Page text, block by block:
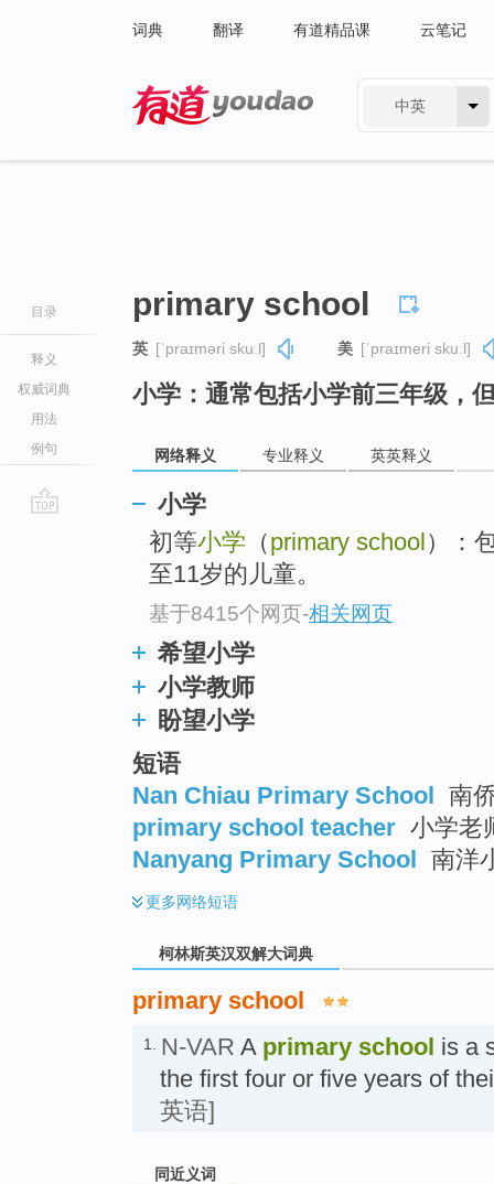
词典 翻译 有道精品课 云笔记
中英
目录
释义
权威词典
用法
例句
primary school
英 [ˈpraɪməri skuːl] 美 [ˈpraɪmeri skuːl]
小学：通常包括小学前三年级，
网络释义 专业释义 英英释义
小学
初等小学 （primary school ）：
至11岁的儿童。
基于8415个网页-相关网页
希望小学
小学教师
盼望小学
短语
Nan Chiau Primary School 南
primary school teacher 小学老
Nanyang Primary School 南洋
更多网络短语
柯林斯英汉双解大词典
primary school
1. N-VAR A primary school is a
the first four or five years of
英语]
同近义词